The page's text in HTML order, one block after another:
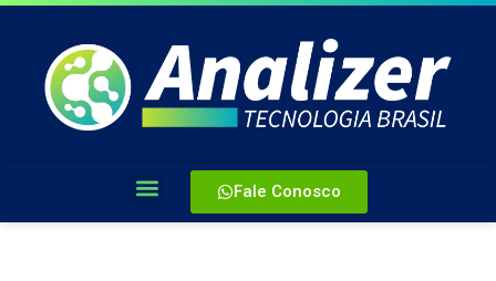
Fale Conosco